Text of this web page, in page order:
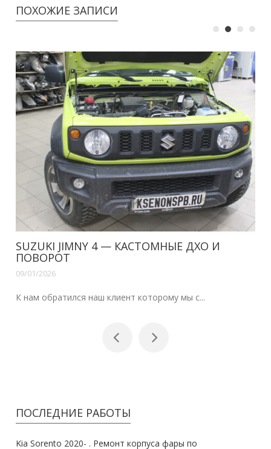
ПОХОЖИЕ ЗАПИСИ
SUZUKI JIMNY 4 — КАСТОМНЫЕ ДХО И
ПОВОРОТ
09/01/2026
К нам обратился наш клиент которому мы с...
ПОСЛЕДНИЕ РАБОТЫ
Kia Sorento 2020- . Ремонт корпуса фары по